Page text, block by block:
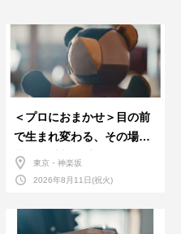
＜プロにおまかせ＞目の前
で生まれ変わる、その場で
革のお手入れ受付会。
東京・神楽坂
2026年8月11日(祝火)